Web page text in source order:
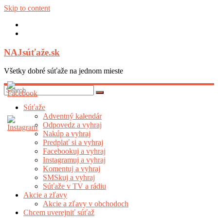
Skip to content
NAJsúťaže.sk
Všetky dobré súťaže na jednom mieste
Súťaže
Adventný kalendár
Odpovedz a vyhraj
Nakúp a vyhraj
Predplať si a vyhraj
Facebookuj a vyhraj
Instagramuj a vyhraj
Komentuj a vyhraj
SMSkuj a vyhraj
Súťaže v TV a rádiu
Akcie a zľavy
Akcie a zľavy v obchodoch
Chcem uverejniť súťaž